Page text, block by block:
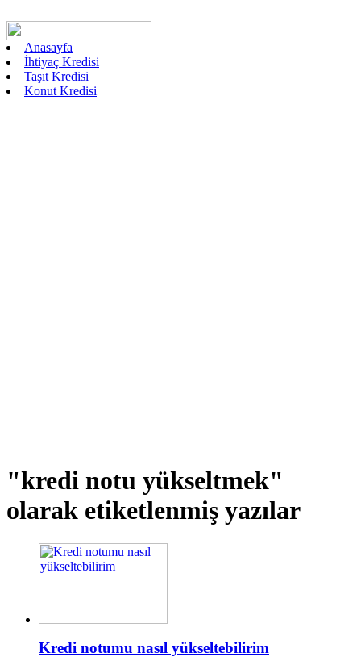
Anasayfa
İhtiyaç Kredisi
Taşıt Kredisi
Konut Kredisi
"kredi notu yükseltmek"
olarak etiketlenmiş yazılar
Kredi notumu nasıl yükseltebilirim